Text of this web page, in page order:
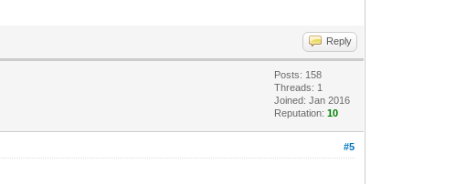
Reply
Posts: 158
Threads: 1
Joined: Jan 2016
Reputation:10
#5